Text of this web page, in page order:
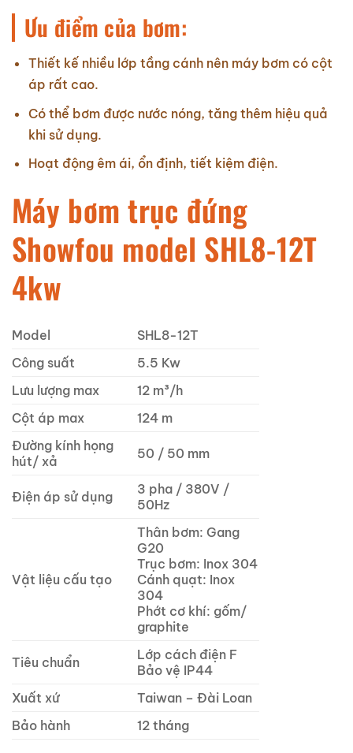
Ưu điểm của bơm:
Thiết kế nhiều lớp tầng cánh nên máy bơm có cột
áp rất cao.
Có thể bơm được nước nóng, tăng thêm hiệu quả
khi sử dụng.
Hoạt động êm ái, ổn định, tiết kiệm điện.
Máy bơm trục đứng
Showfou model SHL8-12T
4kw
Model
SHL8-12T
Công suất
5.5 Kw
Lưu lượng max
12 m³/h
Cột áp max
124 m
Đường kính họng
hút/ xả
50 / 50 mm
Điện áp sử dụng
3 pha / 380V /
50Hz
Vật liệu cấu tạo
Thân bơm: Gang
G20
Trục bơm: Inox 304
Cánh quạt: Inox
304
Phớt cơ khí: gốm/
graphite
Tiêu chuẩn
Lớp cách điện F
Bảo vệ IP44
Xuất xứ
Taiwan – Đài Loan
Bảo hành
12 tháng